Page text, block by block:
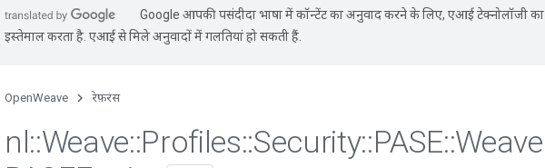
Google आपकी पसंदीदा भाषा में कॉन्टेंट का अनुवाद करने के लिए, एआई टेक्नोलॉजी का
इस्तेमाल करता है. एआई से मिले अनुवादों में गलतियां हो सकती हैं.
OpenWeave रेफ़रंस
nl::Weave::Profiles::Security::PASE::Weave